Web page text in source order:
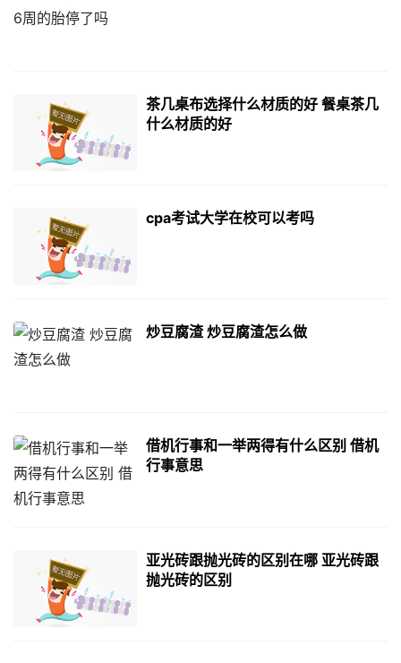
茶几桌布选择什么材质的好 餐桌茶几
什么材质的好
cpa考试大学在校可以考吗
炒豆腐渣 炒豆腐渣怎么做
借机行事和一举两得有什么区别 借机
行事意思
亚光砖跟抛光砖的区别在哪 亚光砖跟
抛光砖的区别